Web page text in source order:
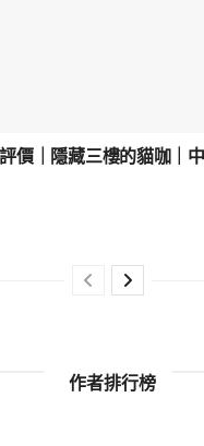
價｜隱藏三樓的貓咖｜
作者排行榜